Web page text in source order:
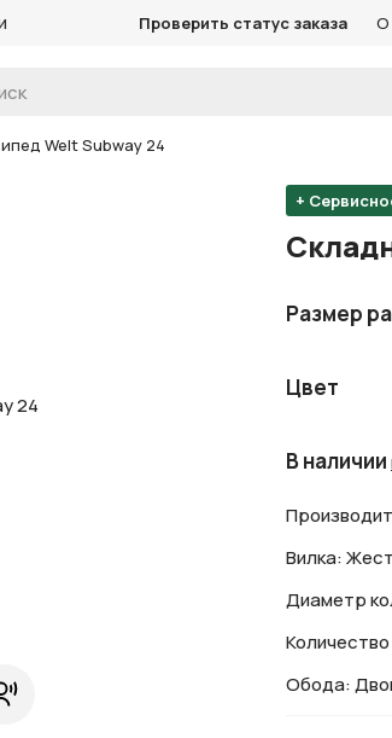
Проверить статус заказа О
Welt Subway 24
+
Размер
Цвет
В наличии
Вилка:
Диаметр
Обода: